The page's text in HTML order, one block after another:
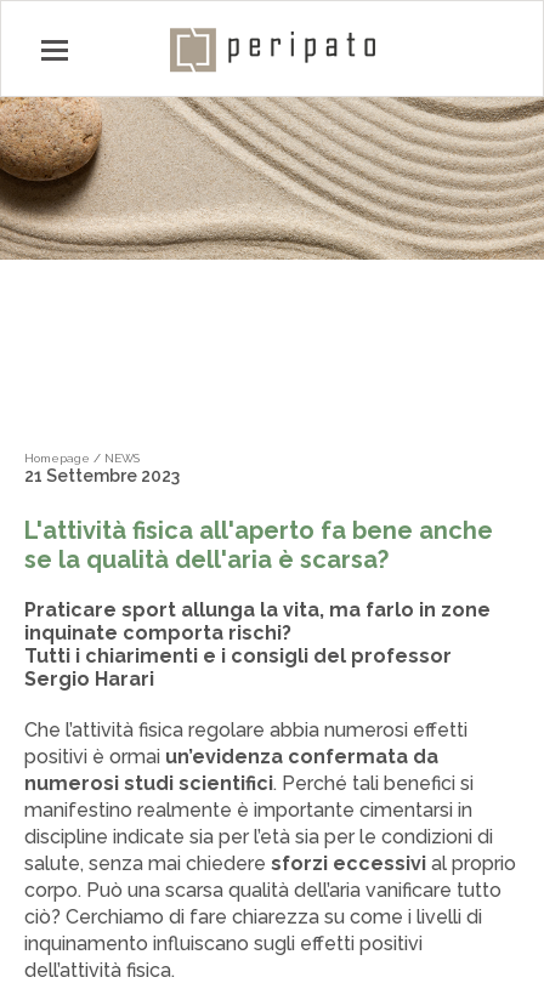
Homepage / NEWS
21 Settembre 2023
L'attività fisica all'aperto fa bene anche
se la qualità dell'aria è scarsa?
Praticare sport allunga la vita, ma farlo in zone
inquinate comporta rischi?
Tutti i chiarimenti e i consigli del professor
Sergio Harari
Che l’attività fisica regolare abbia numerosi effetti
positivi è ormai un’evidenza confermata da
numerosi studi scientifici. Perché tali benefici si
manifestino realmente è importante cimentarsi in
discipline indicate sia per l’età sia per le condizioni di
salute, senza mai chiedere sforzi eccessivi al proprio
corpo. Può una scarsa qualità dell’aria vanificare tutto
ciò? Cerchiamo di fare chiarezza su come i livelli di
inquinamento influiscano sugli effetti positivi
dell’attività fisica.